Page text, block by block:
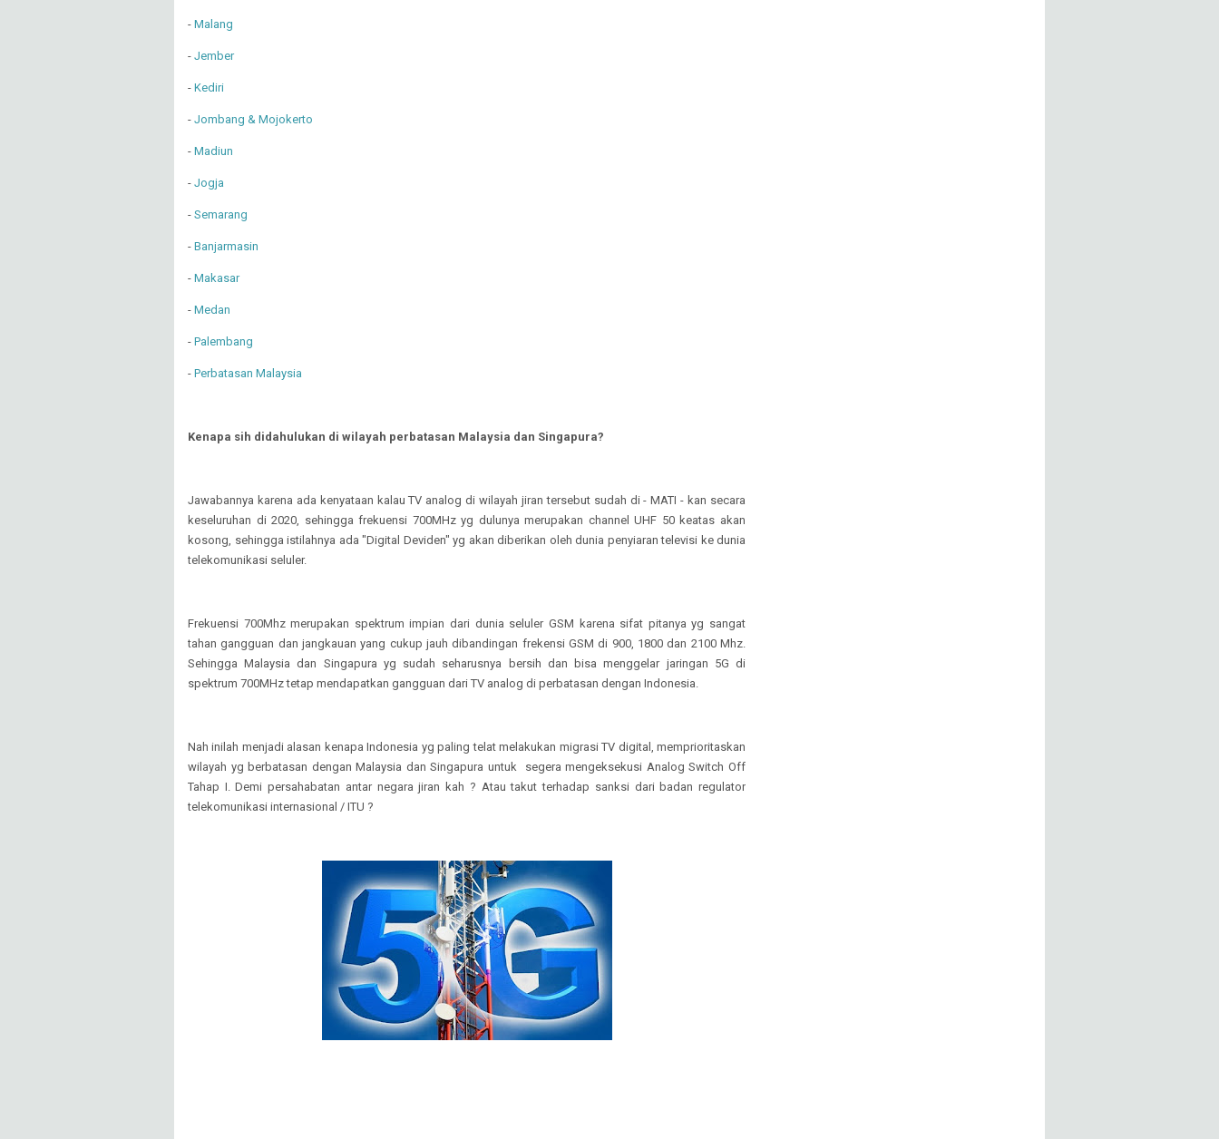
- Malang
- Jember
- Kediri
- Jombang & Mojokerto
- Madiun
- Jogja
- Semarang
- Banjarmasin
- Makasar
- Medan
- Palembang
- Perbatasan Malaysia
Kenapa sih didahulukan di wilayah perbatasan Malaysia dan Singapura?
Jawabannya karena ada kenyataan kalau TV analog di wilayah jiran tersebut sudah di - MATI - kan secara
keseluruhan di 2020, sehingga frekuensi 700MHz yg dulunya merupakan channel UHF 50 keatas akan
kosong, sehingga istilahnya ada "Digital Deviden" yg akan diberikan oleh dunia penyiaran televisi ke dunia
telekomunikasi seluler.
Frekuensi 700Mhz merupakan spektrum impian dari dunia seluler GSM karena sifat pitanya yg sangat
tahan gangguan dan jangkauan yang cukup jauh dibandingan frekensi GSM di 900, 1800 dan 2100 Mhz.
Sehingga Malaysia dan Singapura yg sudah seharusnya bersih dan bisa menggelar jaringan 5G di
spektrum 700MHz tetap mendapatkan gangguan dari TV analog di perbatasan dengan Indonesia.
Nah inilah menjadi alasan kenapa Indonesia yg paling telat melakukan migrasi TV digital, memprioritaskan
wilayah yg berbatasan dengan Malaysia dan Singapura untuk segera mengeksekusi Analog Switch Off
Tahap I. Demi persahabatan antar negara jiran kah ? Atau takut terhadap sanksi dari badan regulator
telekomunikasi internasional / ITU ?